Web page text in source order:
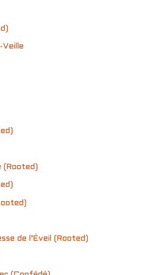
Veille
(Rooted)
de l’Éveil (Rooted)